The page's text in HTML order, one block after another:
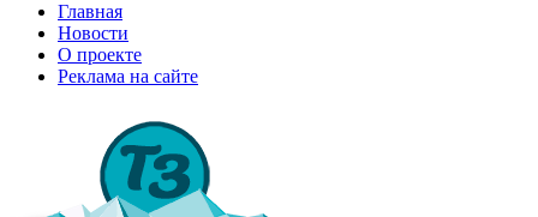
Главная
Новости
О проекте
Реклама на сайте